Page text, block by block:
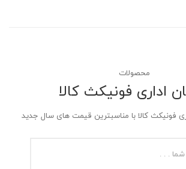
محصولات
اداری فونیکث کالا
فونیکث کالا با مناسبترین قیمت های سال جدید